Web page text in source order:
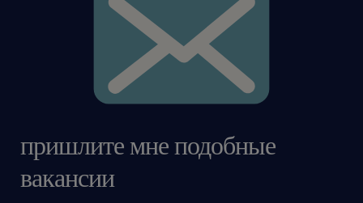
пришлите мне подобные
вакансии